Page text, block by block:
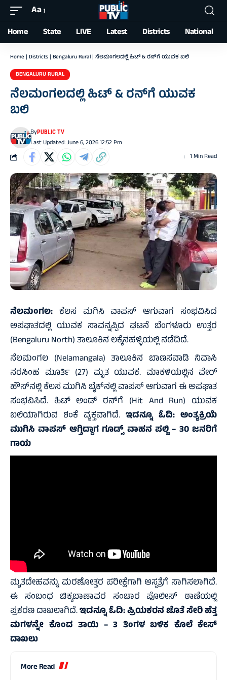
Font
Resizer
Aa
Home State LIVE Latest Districts National
Home | Districts | Bengaluru Rural | ನೆಲಮಂಗಲದಲ್ಲಿ ಹಿಟ್‌ & ರನ್‌ಗೆ ಯುವಕ ಬಲಿ
BENGALURU RURAL
ನೆಲಮಂಗಲದಲ್ಲಿ ಹಿಟ್‌ & ರನ್‌ಗೆ ಯುವಕ
ಬಲಿ
Last Updated: June 6, 2026 12:52 Pm
ByPUBLIC TV
1 Min Read
ನೆಲಮಂಗಲ: ಕೆಲಸ ಮಗಿಸಿ ವಾಪಸ್ ಆಗುವಾಗ ಸಂಭವಿಸಿದ
ಅಪಘಾತದಲ್ಲಿ ಯುವಕ ಸಾವನ್ನಪ್ಪಿದ ಘಟನೆ ಬೆಂಗಳೂರು ಉತ್ತರ
(Bengaluru North) ತಾಲೂಕಿನ ಲಕ್ಕೆನಹಳ್ಳಿಯಲ್ಲಿ ನಡೆದಿದೆ.
ನೆಲಮಂಗಲ (Nelamangala) ತಾಲೂಕಿನ ಬಾಣಸವಾಡಿ ನಿವಾಸಿ
ನರಸಿಂಹ ಮೂರ್ತಿ (27) ಮೃತ ಯುವಕ. ಮಾಕಳಿಯಲ್ಲಿನ ವೇರ್
ಹೌಸ್‌ನಲ್ಲಿ ಕೆಲಸ ಮುಗಿಸಿ ಬೈಕ್‌ನಲ್ಲಿ ವಾಪಸ್‌ ಆಗುವಾಗ ಈ ಅಪಘಾತ
ಸಂಭವಿಸಿದೆ. ಹಿಟ್ ಅಂಡ್ ರನ್‌ಗೆ (Hit And Run) ಯುವಕ
ಬಲಿಯಾಗಿರುವ ಶಂಕೆ ವ್ಯಕ್ತವಾಗಿದೆ. ಇದನ್ನೂ ಓದಿ: ಅಂತ್ಯಕ್ರಿಯೆ
ಮುಗಿಸಿ ವಾಪಸ್ ಆಗ್ತಿದ್ದಾಗ ಗೂಡ್ಸ್ ವಾಹನ ಪಲ್ಟಿ – 30 ಜನರಿಗೆ
ಗಾಯ
ಮೃತದೇಹವನ್ನು ಮರಣೋತ್ತರ ಪರೀಕ್ಷೆಗಾಗಿ ಆಸ್ಪತ್ರೆಗೆ ಸಾಗಿಸಲಾಗಿದೆ.
ಈ ಸಂಬಂಧ ಚಿಕ್ಕಬಾಣಾವರ ಸಂಚಾರ ಪೊಲೀಸ್ ಠಾಣೆಯಲ್ಲಿ
ಪ್ರಕರಣ ದಾಖಲಾಗಿದೆ.ಇದನ್ನೂ ಓದಿ:ಪ್ರಿಯಕರನ ಜೊತೆ ಸೇರಿ ಹೆತ್ತ
ಮಗಳನ್ನೇ ಕೊಂದ ತಾಯಿ – 3 ತಿಂಗಳ ಬಳಿಕ ಕೊಲೆ ಕೇಸ್
ದಾಖಲು
More Read